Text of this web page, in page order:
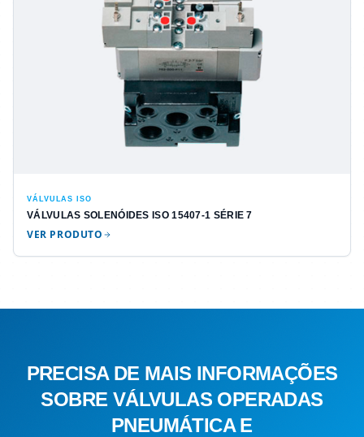
VÁLVULAS ISO
VÁLVULAS SOLENÓIDES ISO 15407-1 SÉRIE 7
VER PRODUTO
PRECISA DE MAIS INFORMAÇÕES
SOBRE VÁLVULAS OPERADAS
PNEUMÁTICA E